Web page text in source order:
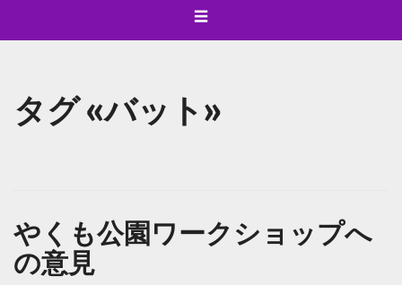
☰
タグ «バット»
やくも公園ワークショップへ
の意見